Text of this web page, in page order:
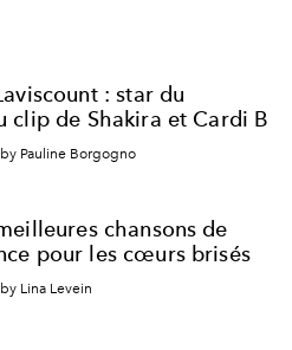
: star du
clip de Shakira et Cardi B
Pauline Borgogno
chansons de
pour les cœurs brisés
Lina Levein